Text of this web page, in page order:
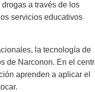
a través de los
servicios educativos
la tecnología de
de Narconon. En el
aprenden a aplicar el